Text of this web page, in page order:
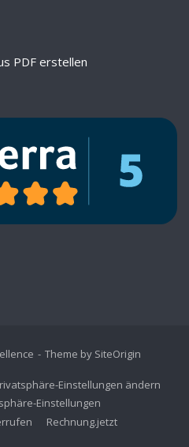
PDF erstellen
Theme by SiteOrigin
Einstellungen ändern
Einstellungen
Rechnung.jetzt